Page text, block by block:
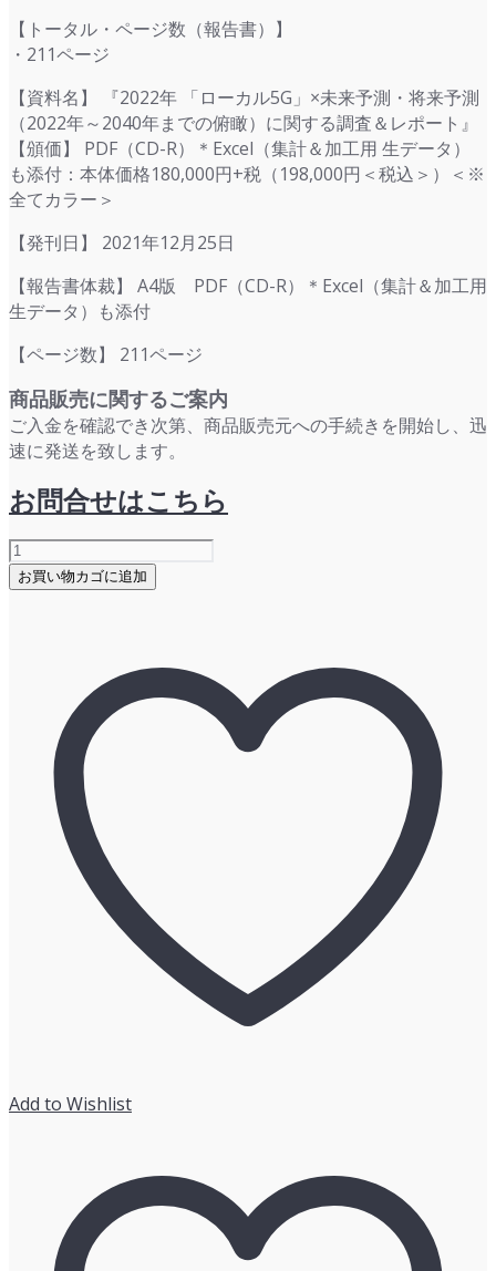
【トータル・ページ数（報告書）】
・211ページ
【資料名】 『2022年 「ローカル5G」×未来予測・将来予測
（2022年～2040年までの俯瞰）に関する調査＆レポート』
【頒価】 PDF（CD-R）＊Excel（集計＆加工用 生データ）
も添付：本体価格180,000円+税（198,000円＜税込＞）＜※
全てカラー＞
【発刊日】 2021年12月25日
【報告書体裁】 A4版 PDF（CD-R）＊Excel（集計＆加工用
生データ）も添付
【ページ数】 211ページ
商品販売に関するご案内
ご入金を確認でき次第、商品販売元への手続きを開始し、迅
速に発送を致します。
お問合せはこちら
ESP
総
研
測
お買い物カゴに追加
Add to Wishlist